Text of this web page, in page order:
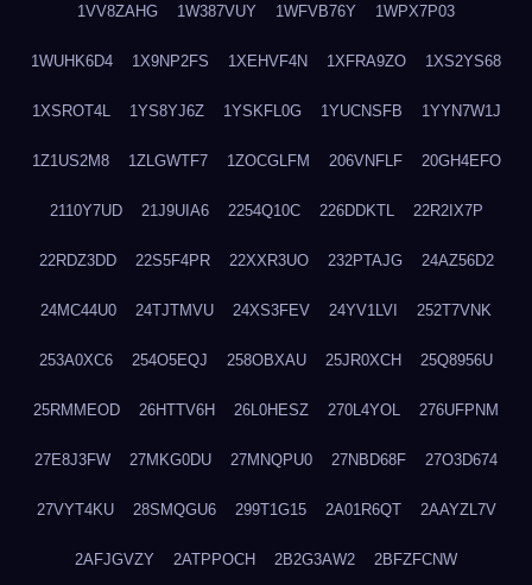
1VV8ZAHG 1W387VUY 1WFVB76Y 1WPX7P03
1WUHK6D4 1X9NP2FS 1XEHVF4N 1XFRA9ZO 1XS2YS68
1XSROT4L 1YS8YJ6Z 1YSKFL0G 1YUCNSFB 1YYN7W1J
1Z1US2M8 1ZLGWTF7 1ZOCGLFM 206VNFLF 20GH4EFO
2110Y7UD 21J9UIA6 2254Q10C 226DDKTL 22R2IX7P
22RDZ3DD 22S5F4PR 22XXR3UO 232PTAJG 24AZ56D2
24MC44U0 24TJTMVU 24XS3FEV 24YV1LVI 252T7VNK
253A0XC6 254O5EQJ 258OBXAU 25JR0XCH 25Q8956U
25RMMEOD 26HTTV6H 26L0HESZ 270L4YOL 276UFPNM
27E8J3FW 27MKG0DU 27MNQPU0 27NBD68F 27O3D674
27VYT4KU 28SMQGU6 299T1G15 2A01R6QT 2AAYZL7V
2AFJGVZY 2ATPPOCH 2B2G3AW2 2BFZFCNW